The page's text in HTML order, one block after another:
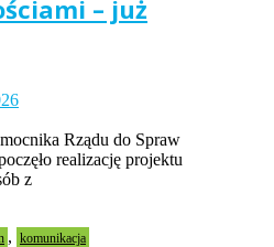
– już
Rządu do Spraw
realizację projektu
z
, komunikacja